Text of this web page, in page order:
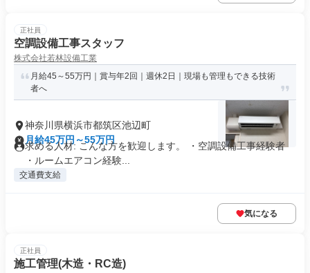
正社員
空調設備工事スタッフ
株式会社若林設備工業
月給45～55万円｜賞与年2回｜週休2日｜現場も管理もできる技術
者へ
神奈川県横浜市都筑区池辺町
月給45万円～55万円
求める人材: こんな方を歓迎します。 ・空調設備工事経験者
・ルームエアコン経験...
交通費支給
気になる
正社員
施工管理(木造・RC造)